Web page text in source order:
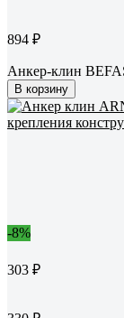
894 ₽
Анкер-клин
В корзину
-8%
303 ₽